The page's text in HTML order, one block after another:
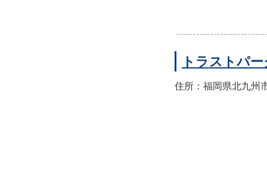
トラストパ
住所：福岡県北九州